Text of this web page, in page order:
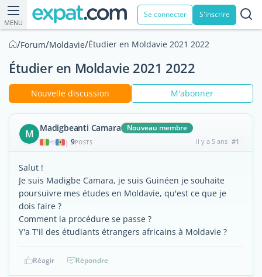
MENU
Se connecter S'inscrire
/Forum/Moldavie/Étudier en Moldavie 2021 2022
Étudier en Moldavie 2021 2022
Nouvelle discussion M'abonner
M Madigbeanti Camara Nouveau membre
| 9POSTS il y a 5 ans #1
Salut !
Je suis Madigbe Camara, je suis Guinéen je souhaite
poursuivre mes études en Moldavie, qu'est ce que je
dois faire ?
Comment la procédure se passe ?
Y'a T'il des étudiants étrangers africains à Moldavie ?
Réagir Répondre